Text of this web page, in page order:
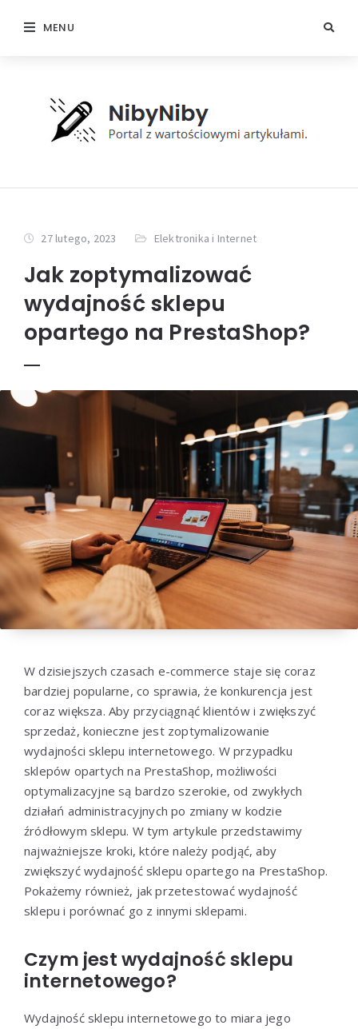
MENU
27 lutego, 2023 Elektronika i Internet
Jak zoptymalizować
wydajność sklepu
opartego na PrestaShop?
W dzisiejszych czasach e-commerce staje się coraz
bardziej popularne, co sprawia, że konkurencja jest
coraz większa. Aby przyciągnąć klientów i zwiększyć
sprzedaż, konieczne jest zoptymalizowanie
wydajności sklepu internetowego. W przypadku
sklepów opartych na PrestaShop, możliwości
optymalizacyjne są bardzo szerokie, od zwykłych
działań administracyjnych po zmiany w kodzie
źródłowym sklepu. W tym artykule przedstawimy
najważniejsze kroki, które należy podjąć, aby
zwiększyć wydajność sklepu opartego na PrestaShop.
Pokażemy również, jak przetestować wydajność
sklepu i porównać go z innymi sklepami.
Czym jest wydajność sklepu
internetowego?
Wydajność sklepu internetowego to miara jego